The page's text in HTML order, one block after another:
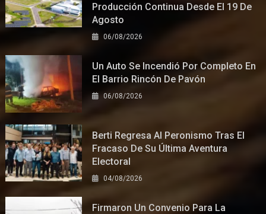
Producción Continua Desde El 19 De
Agosto
06/08/2026
Un Auto Se Incendió Por Completo En
El Barrio Rincón De Pavón
06/08/2026
Berti Regresa Al Peronismo Tras El
Fracaso De Su Última Aventura
Electoral
04/08/2026
Firmaron Un Convenio Para La